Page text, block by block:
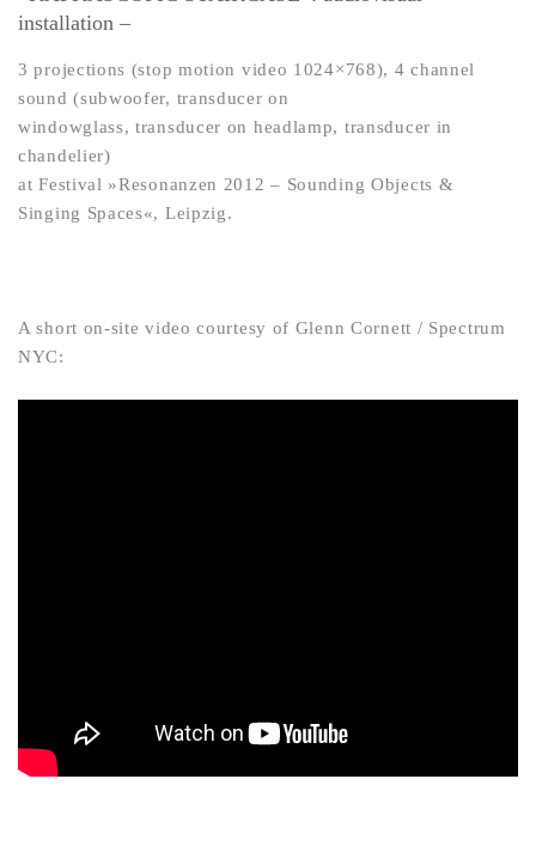
installation –
3 projections (stop motion video 1024×768), 4 channel
sound (subwoofer, transducer on
windowglass, transducer on headlamp, transducer in
chandelier)
at Festival »Resonanzen 2012 – Sounding Objects &
Singing Spaces«, Leipzig.
A short on-site video courtesy of Glenn Cornett / Spectrum
NYC: